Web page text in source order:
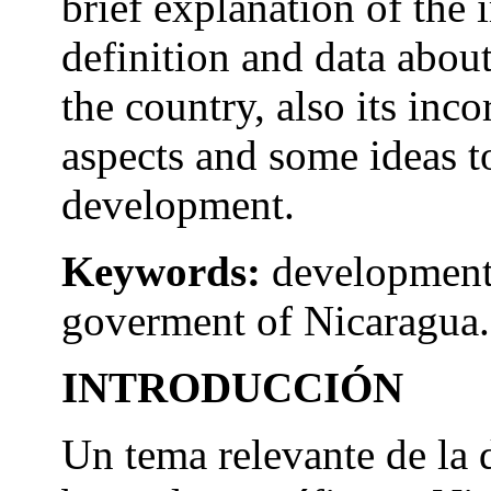
definition and data
the country, also its
aspects and some ideas
development.
Keywords:
goverment of Nicaragua.
INTRODUCCIÓN
Un tema relevante de la